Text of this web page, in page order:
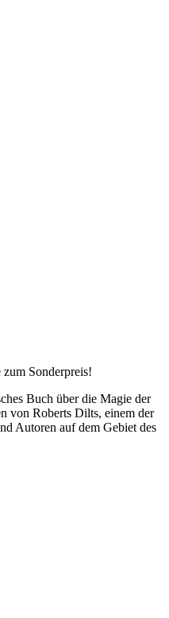
Sonderpreis!
Buch über die Magie der
von Roberts Dilts, einem der
Autoren auf dem Gebiet des